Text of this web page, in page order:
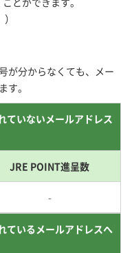
が分からなくても、メー
す。
ていないメールアドレス
JRE POINT進呈数
-
ているメールアドレスへ